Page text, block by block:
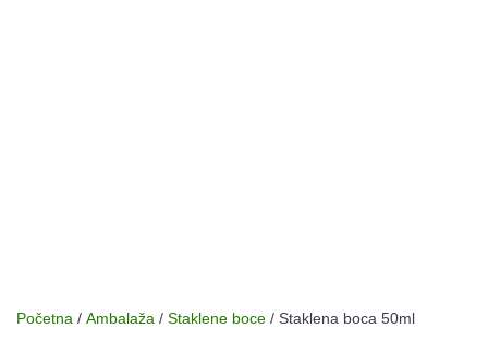
Početna / Ambalaža / Staklene boce / Staklena boca 50ml